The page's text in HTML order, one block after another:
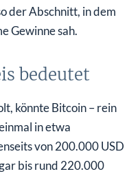
der Abschnitt, in dem
Gewinne sah.
bedeutet
könnte Bitcoin – rein
in etwa
von 200.000 USD
bis rund 220.000